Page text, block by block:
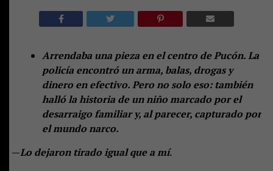
Arrendaba una pieza en el centro de Pucón. La
policía encontró un arma, balas, drogas y
dinero en efectivo. Pero no solo eso: también
halló la historia de un niño marcado por el
desarraigo familiar y, al parecer, capturado por
el mundo narco.
—Lo dejaron tirado igual que a mí.